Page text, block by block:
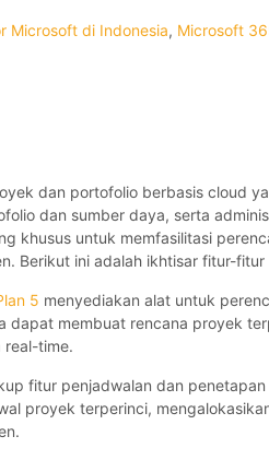
Microsoft di Indonesia, Microsoft
dan portofolio berbasis cloud
dan sumber daya, serta
khusus untuk memfasilitasi
Berikut ini adalah ikhtisar fitur-fitur
5 menyediakan alat untuk
dapat membuat rencana proyek
real-time.
fitur penjadwalan dan
proyek terperinci,